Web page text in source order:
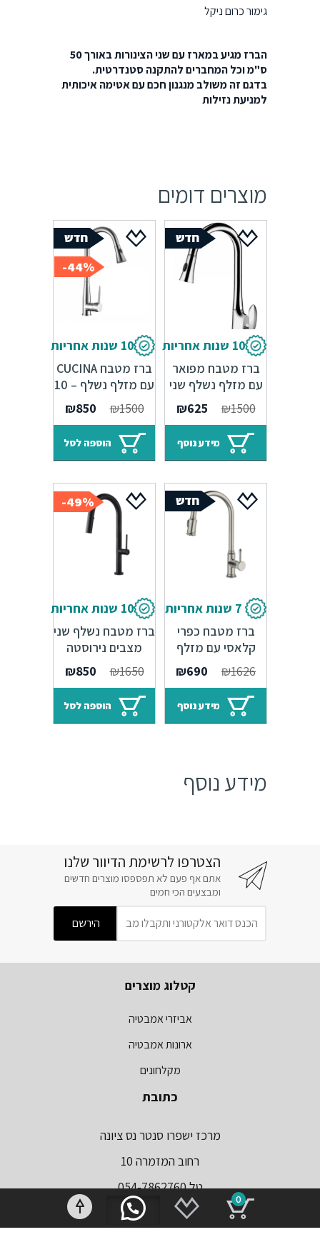
גימור כרום ניקל
הברז מגיע במארז עם שני הצינורות באורך 50
ס"מ וכל המחברים להתקנה סטנדרטית.
בדגם זה משולב מנגנון חכם עם אטימה איכותית
למניעת נזילות
מוצרים דומים
10 שנות אחריות
ברז מטבח מפואר
עם מזלף נשלף שני
מצבים – 10 שנות
אחריות
₪1500
המחיר
המקורי
היה:
₪1500.
₪625
המחיר
הנוכחי
₪625.
מידע נוסף
44%-
10 שנות אחריות
ברז מטבח CUCINA
עם מזלף נשלף – 10
שנות אחריות
₪1500
המחיר
המקורי
היה:
₪1500.
₪850
הנוכחי
הוא:
₪850.
הוספה לסל
7 שנות אחריות
ברז מטבח כפרי
קלאסי עם מזלף
נשלף פיה מגנטית
ניקל מוברש – 7
שנות אחריות Sedal
₪1626
המחיר
המקורי
היה:
₪1626.
₪690
המחיר
הנוכחי
₪690.
מידע נוסף
49%-
10 שנות אחריות
ברז מטבח נשלף שני
מצבים נירוסטה
שנות אחריות
₪1650
המחיר
המקורי
היה:
₪1650.
₪850
הנוכחי
הוא:
₪850.
הוספה לסל
מידע נוסף
הצטרפו לרשימת הדיוור שלנו
אתם אף פעם לא תפספסו מוצרים חדשים
ומבצעים הכי חמים
קטלוג מוצרים
אביזרי אמבטיה
ארונות אמבטיה
מקלחונים
כתובת
מרכז ישפרו סנטר נס ציונה
רחוב המזמרה 10
טל.054-7862760
0